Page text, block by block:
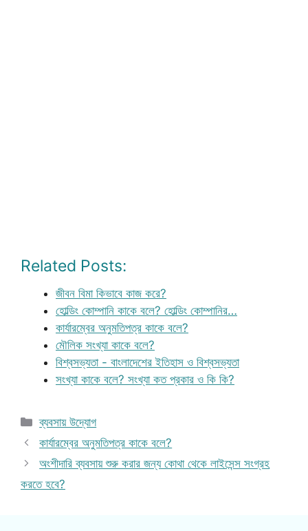
Related Posts:
জীবন বিমা কিভাবে কাজ করে?
হোল্ডিং কোম্পানি কাকে বলে? হোল্ডিং কোম্পানির…
কার্যারম্বের অনুমতিপত্র কাকে বলে?
মৌলিক সংখ্যা কাকে বলে?
বিশ্বসভ্যতা - বাংলাদেশের ইতিহাস ও বিশ্বসভ্যতা
সংখ্যা কাকে বলে? সংখ্যা কত প্রকার ও কি কি?
Categories
ব্যবসায় উদ্যোগ
কার্যারম্বের অনুমতিপত্র কাকে বলে?
অংশীদারি ব্যবসায় শুরু করার জন্য কোথা থেকে লাইসেন্স সংগ্রহ
করতে হবে?